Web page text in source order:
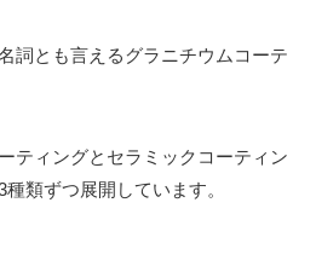
詞とも言えるグラニチウムコーテ
ティングとセラミックコーティン
類ずつ展開しています。